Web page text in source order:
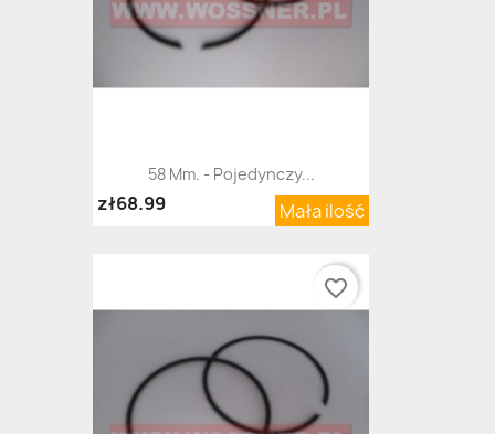
58 Mm. - Pojedynczy...
Mała ilość
zł68.99
favorite_border